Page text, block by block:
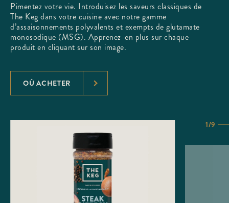
Pimentez votre vie. Introduisez les saveurs classiques de
The Keg dans votre cuisine avec notre gamme
d’assaisonnements polyvalents et exempts de glutamate
monosodique (MSG). Apprenez-en plus sur chaque
produit en cliquant sur son image.
OÙ ACHETER
1/9